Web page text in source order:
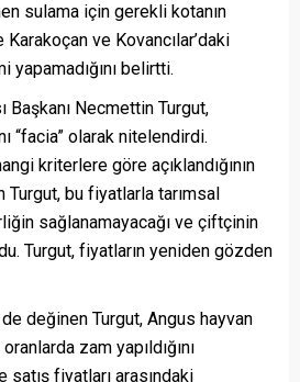
sulama için gerekli kotanın
ve Kovancılar’daki
belirtti.
Başkanı Necmettin Turgut,
“facia” olarak nitelendirdi.
kriterlere göre açıklandığının
Turgut, bu fiyatlarla tarımsal
sağlanamayacağı ve çiftçinin
Turgut, fiyatların yeniden gözden
değinen Turgut, Angus hayvan
zam yapıldığını
satış fiyatları arasındaki